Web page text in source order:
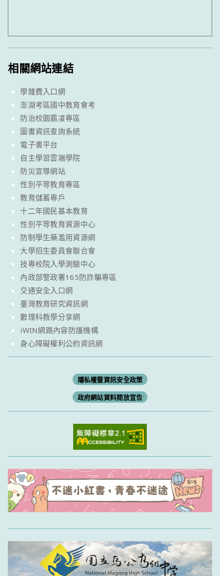
相關網站連結
學雜費入口網
澎湖考區國中教育會考
防治校園霸凌專區
圖書資訊查詢系統
電子書平台
自主學習雲端學院
防災宣導網站
性別平等教育專區
教育儲蓄專戶
十二年國民基本教育
性別平等教育資源中心
防制學生藥濫用資源網
大學招生委員會聯合會
技專校院入學測驗中心
內政部警政署165防詐騙專區
交通安全入口網
臺灣教育研究資訊網
數理科教學分享網
iWIN網路內容防護機構
身心障礙權利公約資訊網
隱私權暨資訊安全政策
政府網站資料開放宣告